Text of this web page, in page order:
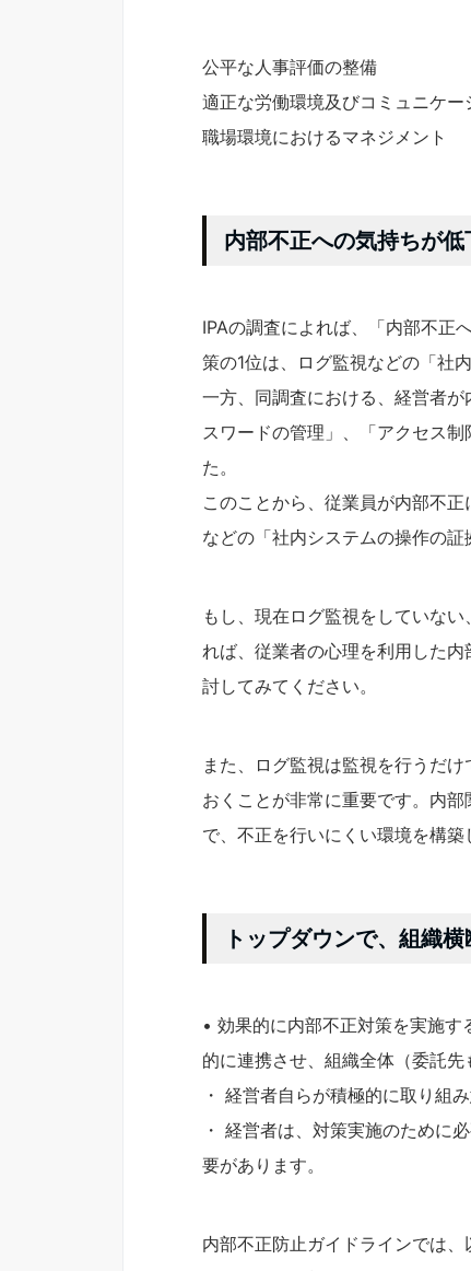
公平な人事評価の整備
適正な労働環境及びコミュニケー
職場環境におけるマネジメント
内部不正への気持ちが
IPAの調査によれば、「内部不正
策の1位は、ログ監視などの「社
一方、同調査における、経営者
スワードの管理」、「アクセス
た。
このことから、従業員が内部不
などの「社内システムの操作の証
もし、現在ログ監視をしていな
れば、従業者の心理を利用した
討してみてください。
また、ログ監視は監視を行うだ
おくことが非常に重要です。内
で、不正を行いにくい環境を構築
トップダウンで、組織
• 効果的に内部不正対策を実施
的に連携させ、組織全体（委託先
・ 経営者自らが積極的に取り組
・ 経営者は、対策実施のために
要があります。
内部不正防止ガイドラインでは